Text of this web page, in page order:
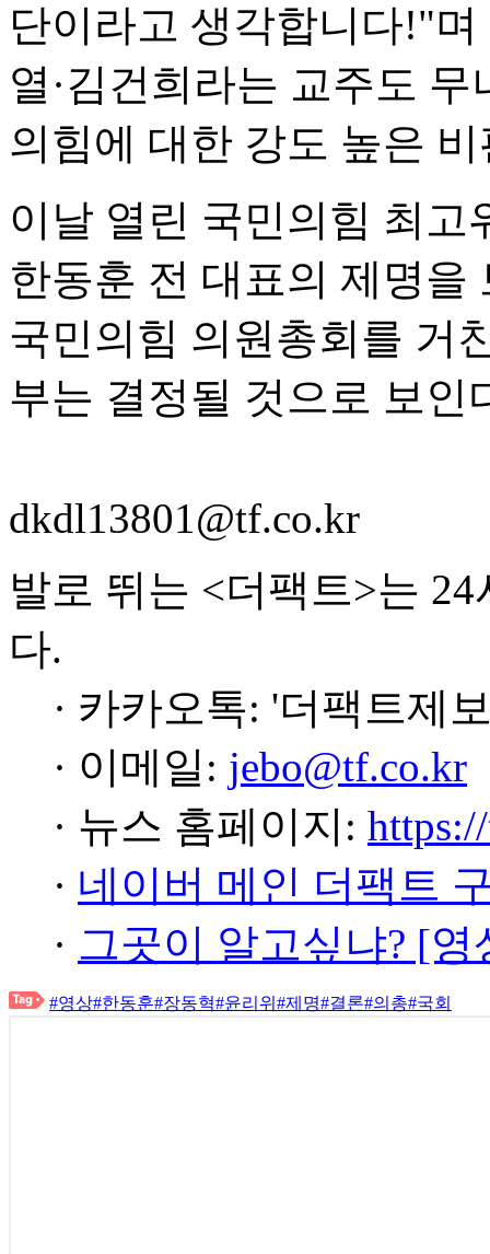
단이라고 생각합니다!"
열·김건희라는 교주도
의힘에 대한 강도 높은
이날 열린 국민의힘 최
한동훈 전 대표의 제명을
국민의힘 의원총회를 거
부는 결정될 것으로 보인
dkdl13801@tf.co.kr
발로 뛰는 <더팩트>는
다.
· 카카오톡: '더팩트제
· 이메일: jebo@tf.co.kr
· 뉴스 홈페이지:
· 네이버 메인 더팩트
· 그곳이 알고싶냐? [
#영상#한동훈#장동혁#윤리위 #제명#결론#의총#국회